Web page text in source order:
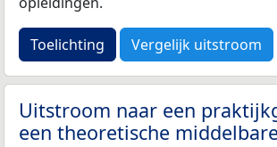
Toelichting Vergelijk uitstroom
Uitstroom naar een
een theoretische